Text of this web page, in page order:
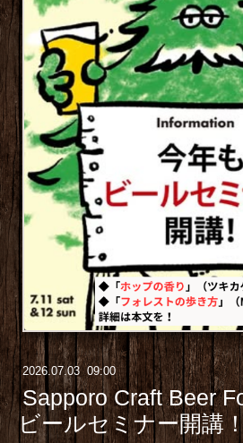
2026. 07.03 09:00
Sapporo Craft Beer
ビールセミナー開講